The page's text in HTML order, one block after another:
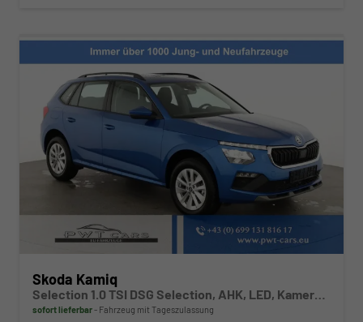
Skoda Kamiq
sofort lieferbar Fahrzeug mit Tageszulassung